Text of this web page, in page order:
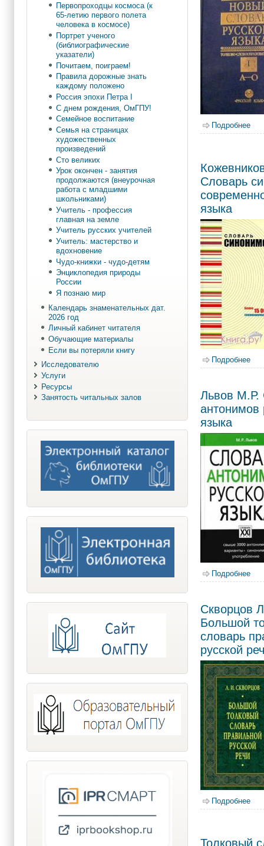
Подробнее
Словарь
языка
Подробнее
Львов М.Р.
антонимов
языка
Подробнее
Скворцов
Большой
словарь
русской
Подробнее
Толковый
Первопроходцы космоса (к
65-летию первого полета
человека в космосе)
Портрет ученого
(библиографические
указатели)
Почитаем, поиграем!
Правила дорожные знать
каждому положено
Россия эпохи Петра I
С днем рождения, ОмГПУ!
Семейное воспитание
Семья на страницах
художественных
произведений
Сто великих
Урок окончен - занятия
продолжаются (внеурочная
работа с младшими
школьниками)
Учитель - профессия
главная на земле
Учитель русских учителей
Учитель: мастерство и
вдохновение
Чудо-книжки - чудо-детям
Энциклопедия природы
России
Я познаю мир
Календарь знаменательных дат.
2026 год
Личный кабинет читателя
Обучающие материалы
Если вы потеряли книгу
Исследователю
Услуги
Ресурсы
Занятость читальных залов